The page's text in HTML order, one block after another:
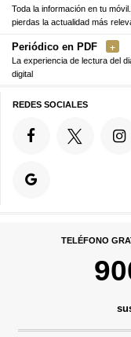
Toda la información en tu
pierdas la actualidad más
Periódico en PDF
La experiencia de lectura del
digital
REDES SOCIALES
TELÉFONO